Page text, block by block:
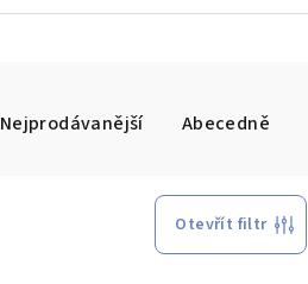
Nejprodávanější Abecedně
Otevřít filtr